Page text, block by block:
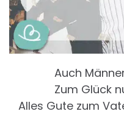
Auch
Zum Glück
Alles Gute zum